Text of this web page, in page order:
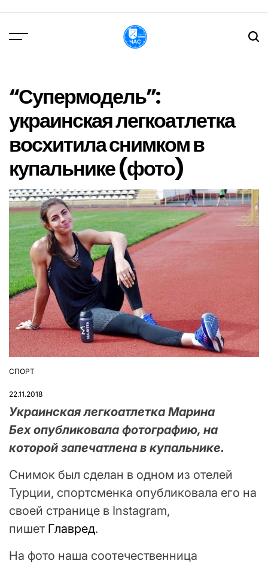
вмісту
“Супермодель”:
украинская легкоатлетка
восхитила снимком в
купальнике (фото)
ОПУБЛІКУВАТИ
СПОРТ
22.11.2018
Украинская легкоатлетка Марина
Бех опубликовала фотографию, на
которой запечатлена в купальнике.
Снимок был сделан в одном из отелей
Турции, спортсменка опубликовала его на
своей странице в Instagram,
пишет Главред.
На фото наша соотечественница